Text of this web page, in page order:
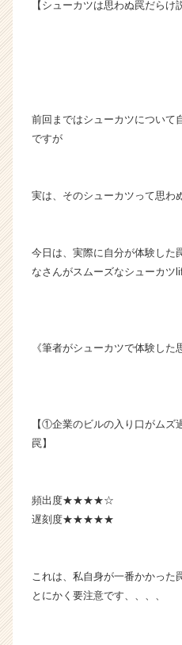
【シューカツは思わぬ罠だらけ
前回まではシューカツについて
ですが
実は、そのシューカツって思わ
今日は、実際に自分が体験した
なさんがスムーズなシューカツ
《筆者がシューカツで体験した
【①企業のビルの入り口がムズ
罠】
頻出度★★★★☆
遅刻度★★★★★
これは、私自身が一番かかった
とにかく要注意です、、、、